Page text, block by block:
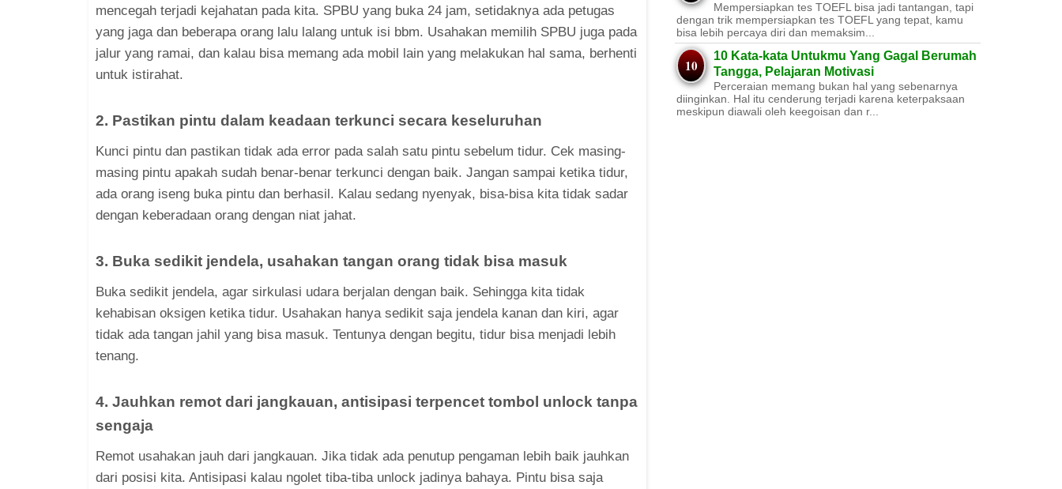
mencegah terjadi kejahatan pada kita. SPBU yang buka 24 jam, setidaknya ada petugas
yang jaga dan beberapa orang lalu lalang untuk isi bbm. Usahakan memilih SPBU juga pada
jalur yang ramai, dan kalau bisa memang ada mobil lain yang melakukan hal sama, berhenti
untuk istirahat.
2. Pastikan pintu dalam keadaan terkunci secara keseluruhan
Kunci pintu dan pastikan tidak ada error pada salah satu pintu sebelum tidur. Cek masing-
masing pintu apakah sudah benar-benar terkunci dengan baik. Jangan sampai ketika tidur,
ada orang iseng buka pintu dan berhasil. Kalau sedang nyenyak, bisa-bisa kita tidak sadar
dengan keberadaan orang dengan niat jahat.
3. Buka sedikit jendela, usahakan tangan orang tidak bisa masuk
Buka sedikit jendela, agar sirkulasi udara berjalan dengan baik. Sehingga kita tidak
kehabisan oksigen ketika tidur. Usahakan hanya sedikit saja jendela kanan dan kiri, agar
tidak ada tangan jahil yang bisa masuk. Tentunya dengan begitu, tidur bisa menjadi lebih
tenang.
4. Jauhkan remot dari jangkauan, antisipasi terpencet tombol unlock tanpa
sengaja
Remot usahakan jauh dari jangkauan. Jika tidak ada penutup pengaman lebih baik jauhkan
dari posisi kita. Antisipasi kalau ngolet tiba-tiba unlock jadinya bahaya. Pintu bisa saja
Mempersiapkan tes TOEFL bisa jadi tantangan, tapi
dengan trik mempersiapkan tes TOEFL yang tepat, kamu
bisa lebih percaya diri dan memaksim...
10 Kata-kata Untukmu Yang Gagal Berumah
Tangga, Pelajaran Motivasi
Perceraian memang bukan hal yang sebenarnya
diinginkan. Hal itu cenderung terjadi karena keterpaksaan
meskipun diawali oleh keegoisan dan r...